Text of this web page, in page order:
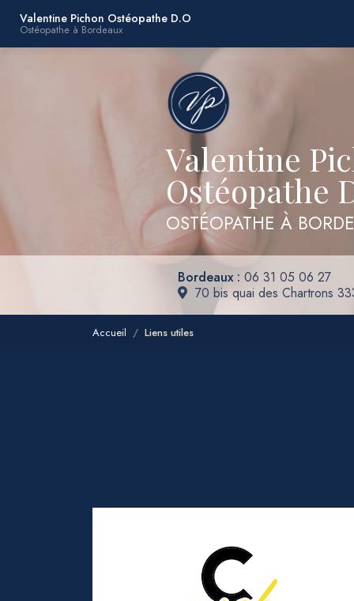
Aller
contenu
Valentine Pichon Ostéopathe D.O
Ostéopathe à Bordeaux
Valentine
Ostéopathe
OSTÉOPATHE À
Bordeaux : 06 31 05 06 27
70 bis quai des Chartrons
Accueil Liens utiles